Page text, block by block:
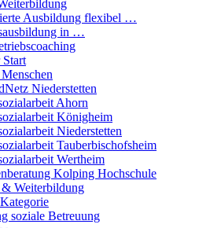
Ausbildung flexibel …
in …
Start
Niederstetten
Ahorn
Königheim
Niederstetten
Tauberbischofsheim
Wertheim
Kolping Hochschule
& Weiterbildung
soziale Betreuung